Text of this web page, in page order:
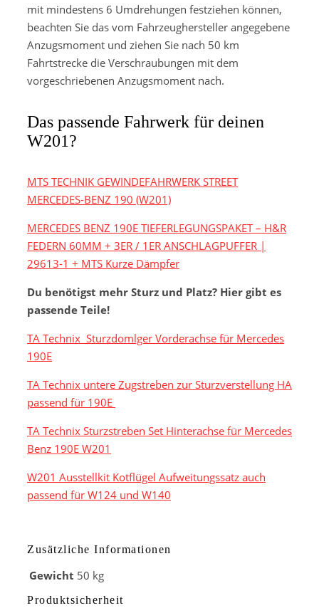
mit mindestens 6 Umdrehungen festziehen können,
beachten Sie das vom Fahrzeughersteller angegebene
Anzugsmoment und ziehen Sie nach 50 km
Fahrtstrecke die Verschraubungen mit dem
vorgeschriebenen Anzugsmoment nach.
Das passende Fahrwerk für deinen
W201?
MTS TECHNIK GEWINDEFAHRWERK STREET
MERCEDES-BENZ 190 (W201)
MERCEDES BENZ 190E TIEFERLEGUNGSPAKET – H&R
FEDERN 60MM + 3ER / 1ER ANSCHLAGPUFFER |
29613-1 + MTS Kurze Dämpfer
Du benötigst mehr Sturz und Platz? Hier gibt es
passende Teile!
TA Technix Sturzdomlger Vorderachse für Mercedes
190E
TA Technix untere Zugstreben zur Sturzverstellung HA
passend für 190E
TA Technix Sturzstreben Set Hinterachse für Mercedes
Benz 190E W201
W201 Ausstellkit Kotflügel Aufweitungssatz auch
passend für W124 und W140
Zusätzliche Informationen
Gewicht 50 kg
Produktsicherheit